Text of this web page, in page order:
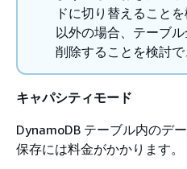
ドに切り替えること
以外の場合、テーブ
削除することを検討で
キャパシティモード
DynamoDB テーブル内のデ
保存には料金がかかります。